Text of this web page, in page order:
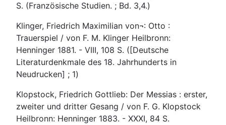
S. (Französische Studien. ; Bd. 3,4.)
Klinger, Friedrich Maximilian von¬: Otto :
Trauerspiel / von F. M. Klinger Heilbronn:
Henninger 1881. - VIII, 108 S. ([Deutsche
Literaturdenkmale des 18. Jahrhunderts in
Neudrucken] ; 1)
Klopstock, Friedrich Gottlieb: Der Messias : erster,
zweiter und dritter Gesang / von F. G. Klopstock
Heilbronn: Henninger 1883. - XXXI, 84 S.